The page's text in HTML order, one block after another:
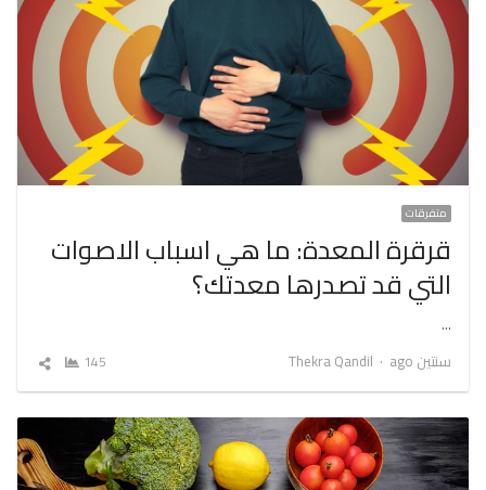
متفرقات
قرقرة المعدة: ما هي اسباب الاصوات
التي قد تصدرها معدتك؟
…
سنتين ago
Author
Thekra Qandil
145
شارك